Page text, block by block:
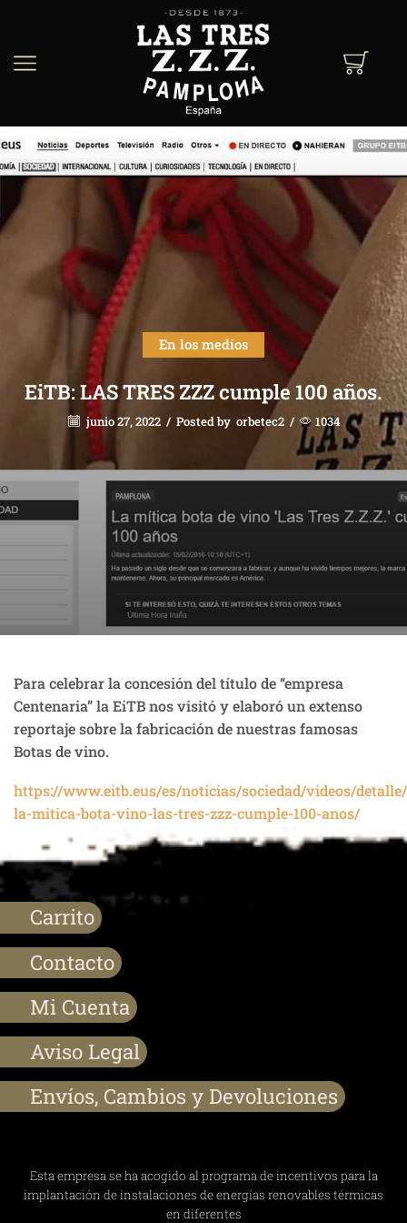
En los medios
EiTB: LAS TRES ZZZ cumple 100 años.
junio 27, 2022 / Posted by orbetec2 / 1034
Para celebrar la concesión del título de “empresa
Centenaria” la EiTB nos visitó y elaboró un extenso
reportaje sobre la fabricación de nuestras famosas
Botas de vino.
https://www.eitb.eus/es/noticias/sociedad/videos/
la-mitica-bota-vino-las-tres-zzz-cumple-100-anos/
Carrito
Contacto
Mi Cuenta
Aviso Legal
Envíos, Cambios y Devoluciones
Esta empresa se ha acogido al programa de incentivos para la
implantación de instalaciones de energías renovables térmicas
en diferentes